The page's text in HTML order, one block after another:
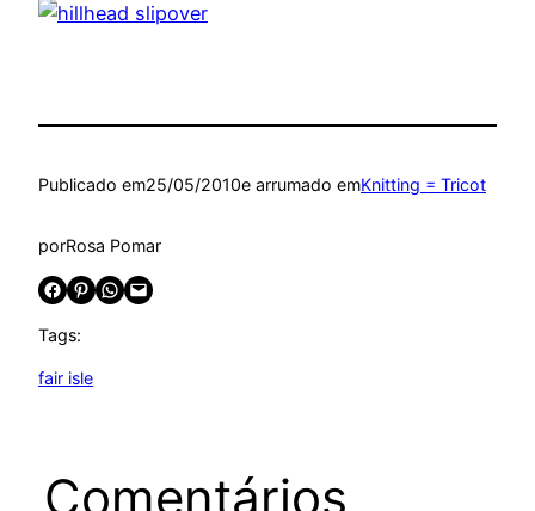
Publicado em25/05/2010e arrumado emKnitting = Tricot
porRosa Pomar
Share on Facebook Share on Pinterest Share on WhatsApp Email this Page
Tags:
fair isle
Comentários